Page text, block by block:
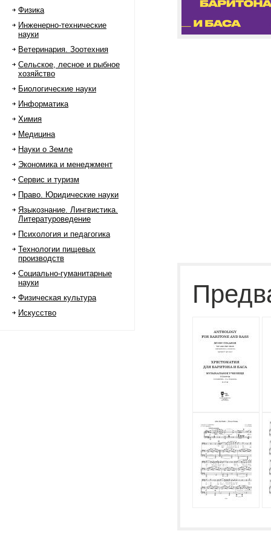
Физика
Инженерно-технические
науки
Ветеринария. Зоотехния
Сельское, лесное и рыбное
хозяйство
Биологические науки
Информатика
Химия
Медицина
Науки о Земле
Экономика и менеджмент
Сервис и туризм
Право. Юридические науки
Языкознание. Лингвистика.
Литературоведение
Психология и педагогика
Технологии пищевых
производств
Социально-гуманитарные
науки
Физическая культура
Искусство